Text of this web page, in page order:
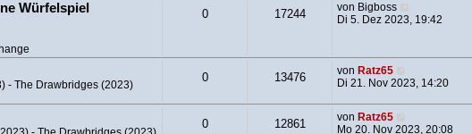
Würfelspiel
0 17244 von Bigboss
Di 5. Dez 2023, 19:42
- The Drawbridges (2023)
0 13476 von Ratz65
Di 21. Nov 2023, 14:20
0 12861 von Ratz65
Mo 20. Nov 2023, 20:08